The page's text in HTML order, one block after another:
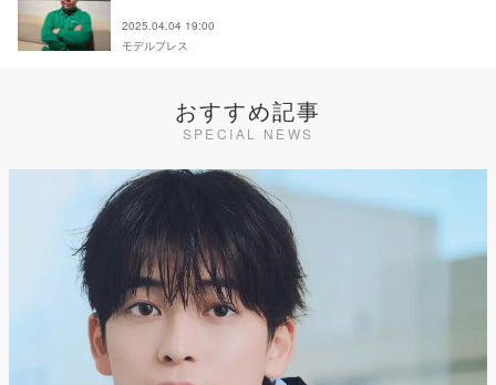
デルプレス連動＞
2025.04.04 19:00
モデルプレス
おすすめ記事
SPECIAL NEWS